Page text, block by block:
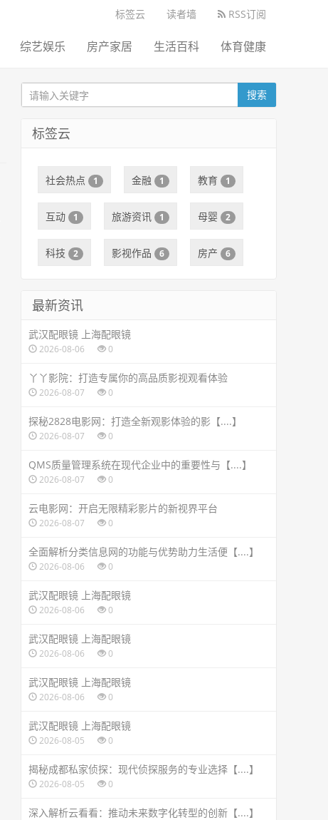
标签云 读者墙 RSS订阅
综艺娱乐 房产家居 生活百科 体育健康
搜索
标签云
社会热点 1 金融 1 教育 1
互动 1 旅游资讯 1 母婴 2
科技 2 影视作品 6 房产 6
最新资讯
武汉配眼镜 上海配眼镜
2026-08-06 0
丫丫影院：打造专属你的高品质影视观看体验
2026-08-07 0
探秘2828电影网：打造全新观影体验的影【....】
2026-08-07 0
QMS质量管理系统在现代企业中的重要性与【....】
2026-08-07 0
云电影网：开启无限精彩影片的新视界平台
2026-08-07 0
全面解析分类信息网的功能与优势助力生活便【....】
2026-08-06 0
武汉配眼镜 上海配眼镜
2026-08-06 0
武汉配眼镜 上海配眼镜
2026-08-06 0
武汉配眼镜 上海配眼镜
2026-08-06 0
武汉配眼镜 上海配眼镜
2026-08-05 0
揭秘成都私家侦探：现代侦探服务的专业选择【....】
2026-08-05 0
深入解析云看看：推动未来数字化转型的创新【....】